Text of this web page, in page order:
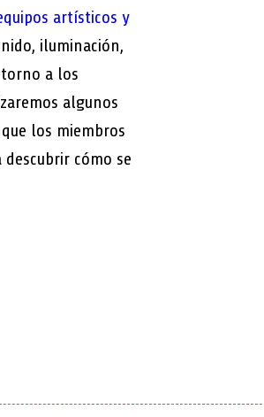
artísticos y
iluminación,
a los
algunos
los miembros
cómo se